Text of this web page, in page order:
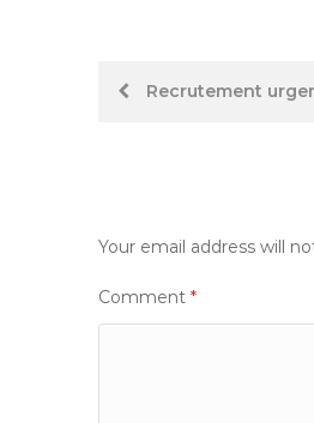
PostRecrutement
Your email address will
Comment *